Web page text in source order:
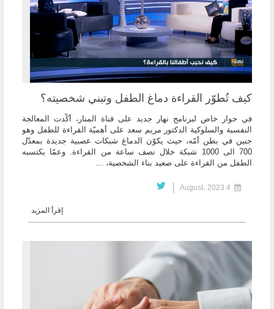
كيف تُطوّر القراءة دماغ الطفل وتبني شخصيته؟
في حوار خاص لبرنامج نهار جديد على قناة المنار، أكّدت المعالجة
النفسية والسلوكية الدكتور مريم سعد على أهميّة القراءة للطفل وهو
جنين في بطن أمّه، حيث يكوّن الدماغ شبكات عصبية جديدة بمعدّل
700 الى 1000 شبكة خلال نصف ساعة من القراءة. وعمّا يكتسبه
الطفل من القراءة على صعيد بناء الشخصية، ...
إقرأ المزيد